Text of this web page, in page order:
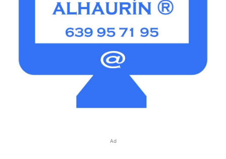
Ad